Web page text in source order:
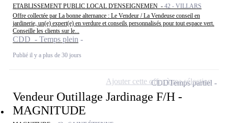
ETABLISSEMENT PUBLIC LOCAL D'ENSEIGNEMEN - 42 - VILLARS
Offre collectée par La bonne alternance : Le Vendeur / La Vendeuse conseil en
jardinerie, un(e) expert(e) en verdure et conseils personnalisés pour tout espace vert.
Conseille les clients sur le...
CDD - Temps plein
Publié il y a plus de 30 jours
Vendeur Outillage Jardinage F/H -
MAGNITUDE
CDDTemps partiel
Ajouter cette offre à ma sélection